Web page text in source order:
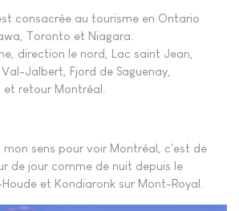
consacrée au tourisme en Ontario
Toronto et Niagara.
direction le nord, Lac saint Jean,
Jalbert, Fjord de Saguenay,
retour Montréal.
mon sens pour voir Montréal, c'est de
de jour comme de nuit depuis le
et Kondiaronk sur Mont-Royal.